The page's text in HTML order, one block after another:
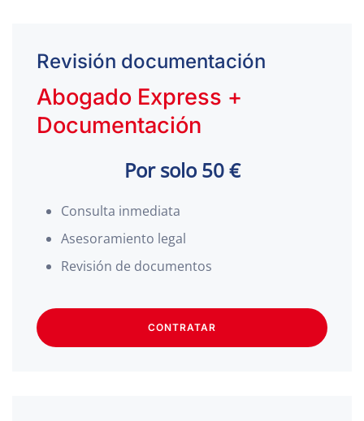
Revisión documentación
Abogado Express +
Documentación
Por solo 50 €
Consulta inmediata
Asesoramiento legal
Revisión de documentos
CONTRATAR